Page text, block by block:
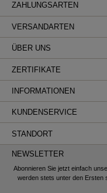
ZAHLUNGSARTEN
VERSANDARTEN
ÜBER UNS
ZERTIFIKATE
INFORMATIONEN
KUNDENSERVICE
STANDORT
NEWSLETTER
Abonnieren Sie jetzt einfach
werden stets unter den Ersten